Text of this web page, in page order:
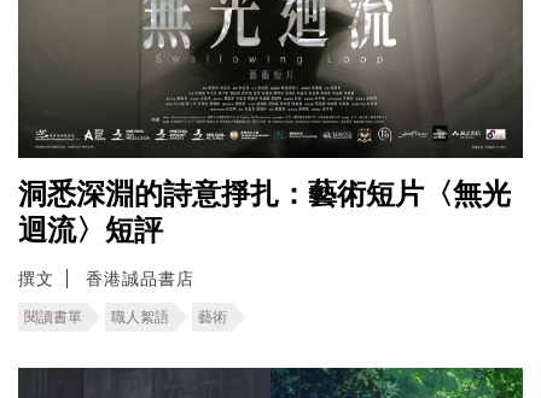
洞悉深淵的詩意掙扎：藝術短片〈無光
迴流〉短評
撰文 香港誠品書店
閱讀書單 職人絮語 藝術